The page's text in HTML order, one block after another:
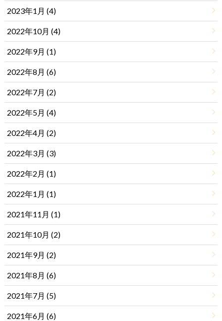
2023年1月 (4)
2022年10月 (4)
2022年9月 (1)
2022年8月 (6)
2022年7月 (2)
2022年5月 (4)
2022年4月 (2)
2022年3月 (3)
2022年2月 (1)
2022年1月 (1)
2021年11月 (1)
2021年10月 (2)
2021年9月 (2)
2021年8月 (6)
2021年7月 (5)
2021年6月 (6)